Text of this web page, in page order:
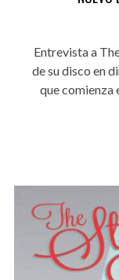
Entrevista a
de su disco en
que comienza